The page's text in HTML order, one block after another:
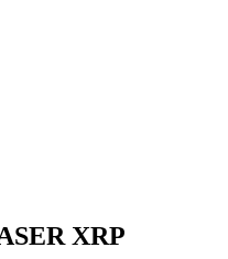
XRP